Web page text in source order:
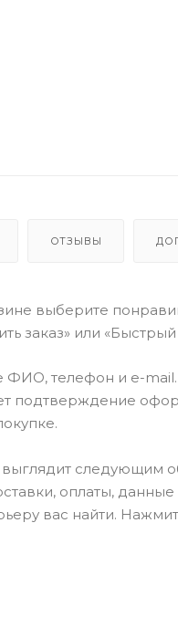
ОТЗЫВЫ
выберите
заказ» или «Быстрый
телефон и e-
подтверждение
следующим
оплаты,
вас найти.